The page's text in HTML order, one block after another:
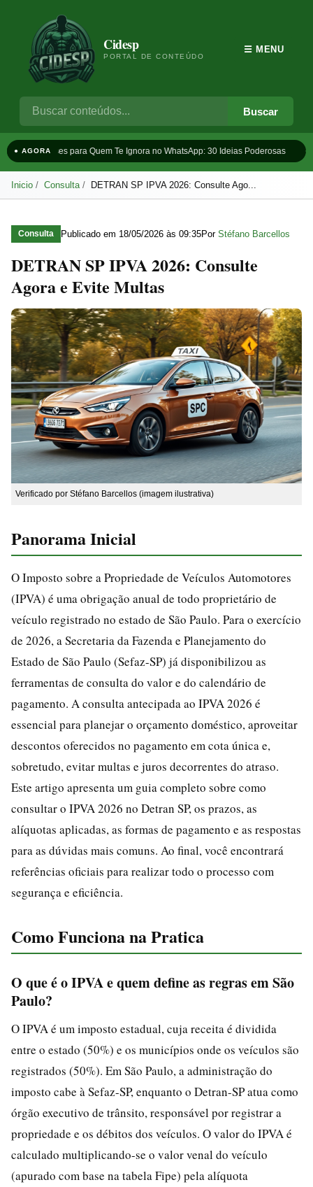
Cidesp
PORTAL DE CONTEÚDO
Buscar
☰ MENU
● AGORAFrases para Quem Te Ignora no WhatsApp: 30 Ideias Poderosas
Inicio Consulta DETRAN SP IPVA 2026: Consulte Ago...
Consulta Publicado em 18/05/2026 às 09:35Por Stéfano Barcellos
DETRAN SP IPVA 2026: Consulte
Agora e Evite Multas
Verificado por Stéfano Barcellos (imagem ilustrativa)
Panorama Inicial
O Imposto sobre a Propriedade de Veículos Automotores
(IPVA) é uma obrigação anual de todo proprietário de
veículo registrado no estado de São Paulo. Para o exercício
de 2026, a Secretaria da Fazenda e Planejamento do
Estado de São Paulo (Sefaz-SP) já disponibilizou as
ferramentas de consulta do valor e do calendário de
pagamento. A consulta antecipada ao IPVA 2026 é
essencial para planejar o orçamento doméstico, aproveitar
descontos oferecidos no pagamento em cota única e,
sobretudo, evitar multas e juros decorrentes do atraso.
Este artigo apresenta um guia completo sobre como
consultar o IPVA 2026 no Detran SP, os prazos, as
alíquotas aplicadas, as formas de pagamento e as respostas
para as dúvidas mais comuns. Ao final, você encontrará
referências oficiais para realizar todo o processo com
segurança e eficiência.
Como Funciona na Pratica
O que é o IPVA e quem define as regras em São
Paulo?
O IPVA é um imposto estadual, cuja receita é dividida
entre o estado (50%) e os municípios onde os veículos são
registrados (50%). Em São Paulo, a administração do
imposto cabe à Sefaz-SP, enquanto o Detran-SP atua como
órgão executivo de trânsito, responsável por registrar a
propriedade e os débitos dos veículos. O valor do IPVA é
calculado multiplicando-se o valor venal do veículo
(apurado com base na tabela Fipe) pela alíquota